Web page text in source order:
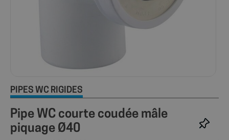
PIPES WC RIGIDES
Pipe WC courte coudée mâle
piquage Ø40